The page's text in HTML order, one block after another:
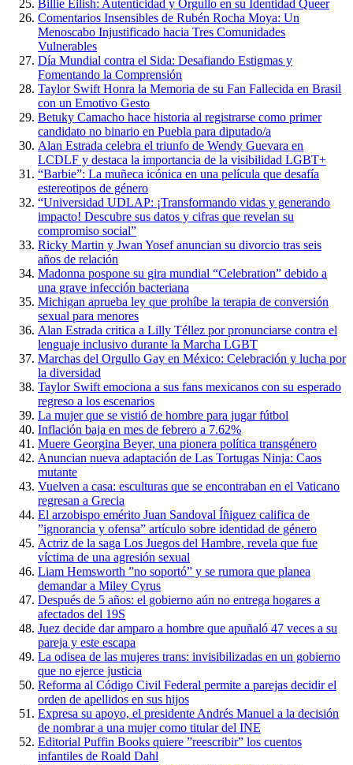
Billie Eilish: Autenticidad y Orgullo en su Identidad Queer
Comentarios Insensibles de Rubén Rocha Moya: Un
Menoscabo Injustificado hacia Tres Comunidades
Vulnerables
Día Mundial contra el Sida: Desafiando Estigmas y
Fomentando la Comprensión
Taylor Swift Honra la Memoria de su Fan Fallecida en Brasil
con un Emotivo Gesto
Betuky Camacho hace historia al registrarse como primer
candidato no binario en Puebla para diputado/a
Alan Estrada celebra el triunfo de Wendy Guevara en
LCDLF y destaca la importancia de la visibilidad LGBT+
“Barbie”: La muñeca icónica en una película que desafía
estereotipos de género
“Universidad UDLAP: ¡Transformando vidas y generando
impacto! Descubre sus datos y cifras que revelan su
compromiso social”
Ricky Martin y Jwan Yosef anuncian su divorcio tras seis
años de relación
Madonna pospone su gira mundial “Celebration” debido a
una grave infección bacteriana
Michigan aprueba ley que prohíbe la terapia de conversión
sexual para menores
Alan Estrada critica a Lilly Téllez por pronunciarse contra el
lenguaje inclusivo durante la Marcha LGBT
Marchas del Orgullo Gay en México: Celebración y lucha por
la diversidad
Taylor Swift emociona a sus fans mexicanos con su esperado
regreso a los escenarios
La mujer que se vistió de hombre para jugar fútbol
Inflación baja en mes de febrero a 7.62%
Muere Georgina Beyer, una pionera política transgénero
Anuncian nueva adaptación de Las Tortugas Ninja: Caos
mutante
Vuelven a casa: esculturas que se encontraban en el Vaticano
regresan a Grecia
El arzobispo emérito Juan Sandoval Íñiguez califica de
”ignorancia y ofensa” artículo sobre identidad de género
Actriz de la saga Los Juegos del Hambre, revela que fue
víctima de una agresión sexual
Liam Hemsworth ”no soportó” y se rumora que planea
demandar a Miley Cyrus
Después de 5 años: el gobierno aún no entrega hogares a
afectados del 19S
Juez decide dar amparo a hombre que apuñaló 47 veces a su
pareja y este escapa
La odisea de las mujeres trans: invisibilizadas en un gobierno
que no ejerce justicia
Reforma al Código Civil Federal permite a parejas decidir el
orden de apellidos en sus hijos
Expresa su apoyo, el presidente Andrés Manuel a la decisión
de nombrar a una mujer como titular del INE
Editorial Puffin Books quiere ”reescribir” los cuentos
infantiles de Roald Dahl